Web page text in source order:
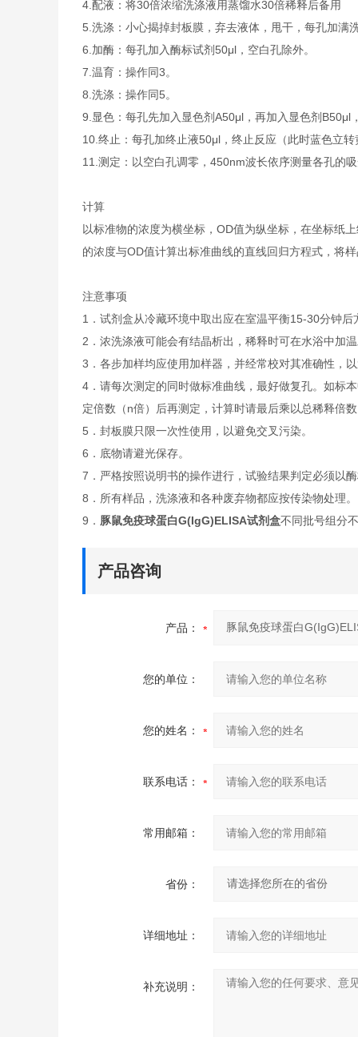
4. 配液：将30倍浓缩洗涤液用蒸馏水30倍稀释后备用
5. 洗涤：小心揭掉封板膜，弃去液体，甩干，每孔加满
6. 加酶：每孔加入酶标试剂50μl，空白孔除外。
7. 温育：操作同3。
8. 洗涤：操作同5。
9. 显色：每孔先加入显色剂A50μl，再加入显色剂
10. 终止：每孔加终止液50μl，终止反应（此时蓝色立转
11. 测定：以空白孔调零，450nm波长依序测量各孔的
计算
以标准物的浓度为横坐标，OD值为纵坐标，在坐标纸
的浓度与OD值计算出标准曲线的直线回归方程式，将
注意事项
1．试剂盒从冷藏环境中取出应在室温平衡15-30分钟
2．浓洗涤液可能会有结晶析出，稀释时可在水浴中加
3．各步加样均应使用加样器，并经常校对其准确性，
4．请每次测定的同时做标准曲线，最好做复孔。如标
定倍数（n倍）后再测定，计算时请最后乘以总稀释倍
5．封板膜只限一次性使用，以避免交叉污染。
6．底物请避光保存。
7．严格按照说明书的操作进行，试验结果判定必须以
8．所有样品，洗涤液和各种废弃物都应按传染物处理。
9． 豚鼠免疫球蛋白G(IgG)ELISA试剂盒不同批号组分
产品咨询
产品：
您的单位：
您的姓名：
联系电话：
常用邮箱：
省份：
详细地址：
补充说明：